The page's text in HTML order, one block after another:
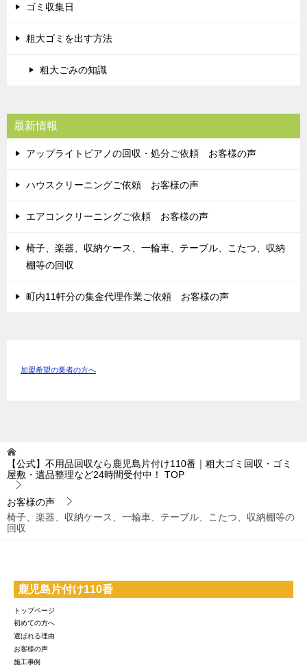
ゴミ収集日
粗大ゴミを出す方法
粗大ごみの知識
最新情報
アップライトピアノの回収・処分ご依頼 お客様の声
ハウスクリーニングご依頼 お客様の声
エアコンクリーニングご依頼 お客様の声
椅子、楽器、収納ケース、一輪車、テーブル、こたつ、収納
棚等の回収
町内11軒分の集金代理作業ご依頼 お客様の声
加盟希望の業者の方へ
【公式】不用品回収なら鹿児島片付け110番｜粗大ゴミ回収・ゴミ
屋敷・遺品整理など24時間受付中！
TOP
お客様の声
椅子、楽器、収納ケース、一輪車、テーブル、こたつ、収納棚等の
回収
鹿児島片付け110番
トップページ
初めての方へ
選ばれる理由
お客様の声
施工事例